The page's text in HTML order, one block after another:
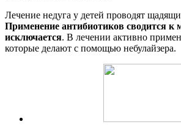
Лечение недуга у детей проводят
Применение антибиотиков сводится к
исключается. В лечении активно
которые делают с помощью небулайзера.